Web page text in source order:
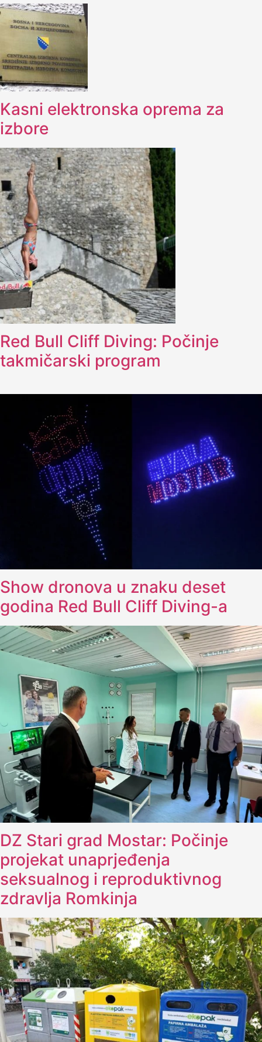
Kasni elektronska oprema za
izbore
Red Bull Cliff Diving: Počinje
takmičarski program
Show dronova u znaku deset
godina Red Bull Cliff Diving-a
DZ Stari grad Mostar: Počinje
projekat unaprjeđenja
seksualnog i reproduktivnog
zdravlja Romkinja